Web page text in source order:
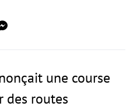
une course
des routes